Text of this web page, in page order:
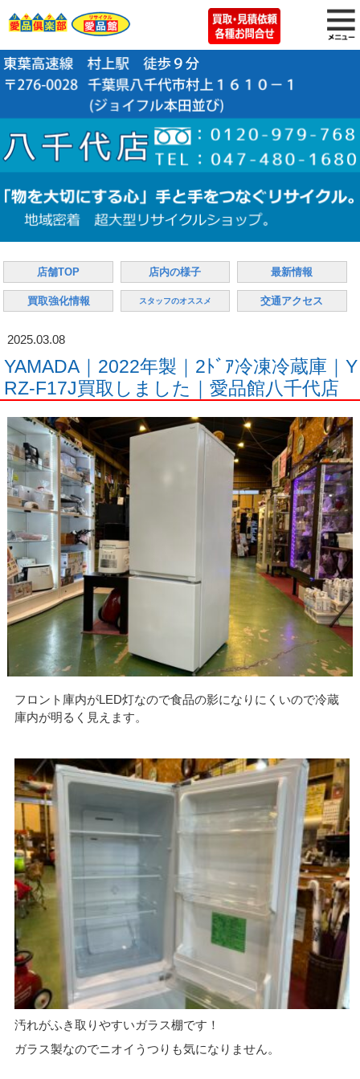
店舗TOP 店内の様子 最新情報
買取強化情報 スタッフのオススメ 交通アクセス
2025.03.08
YAMADA｜2022年製｜2ﾄﾞｱ冷凍冷蔵庫｜Y
RZ-F17J買取しました｜愛品館八千代店
フロント庫内がLED灯なので食品の影になりにくいので冷蔵
庫内が明るく見えます。
汚れがふき取りやすいガラス棚です！
ガラス製なのでニオイうつりも気になりません。